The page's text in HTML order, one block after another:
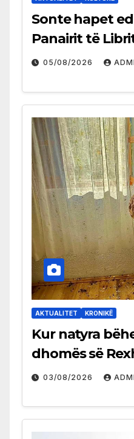
Sonte hapet
Panairit të
05/08/2026
AKTUALITET KRONIKË
Kur natyra
dhomës së
03/08/2026